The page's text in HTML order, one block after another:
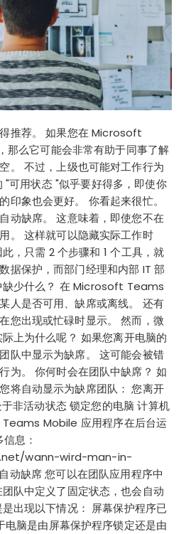
推荐。 如果您在 Microsoft
那么它可能会非常有助于同事了解
。 不过，上级也可能对工作行为
"可用状态 "似乎要好得多，即使你
印象也会更好。 你看起来很忙。
动缺席。 这意味着，即使您不在
。 这样就可以隐藏实际工作时
，只需 2 个步骤和 1 个工具，就
据保护，而部门经理和内部 IT 部
缺少什么？ 在 Microsoft Teams
人是否可用、缺席或离线。 还有
您出现或忙碌时显示。 然而，微
上为什么呢？ 如果您离开电脑的
队中显示为缺席。 这可能会被错
为。 你何时会在团队中缺席？ 如
将自动显示为缺席团队： 您离开
非活动状态 锁定您的电脑 计算机
Teams Mobile 应用程序在后台运
息：
wann-wird-man-in-
缺席 您可以在团队应用程序中
队中定义了固定状态，也会自动
出现以下情况： 屏幕保护程序已
电脑是由屏幕保护程序锁定还是由